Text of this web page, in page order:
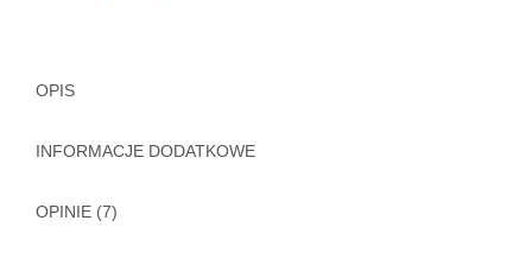
OPIS
INFORMACJE DODATKOWE
OPINIE (7)